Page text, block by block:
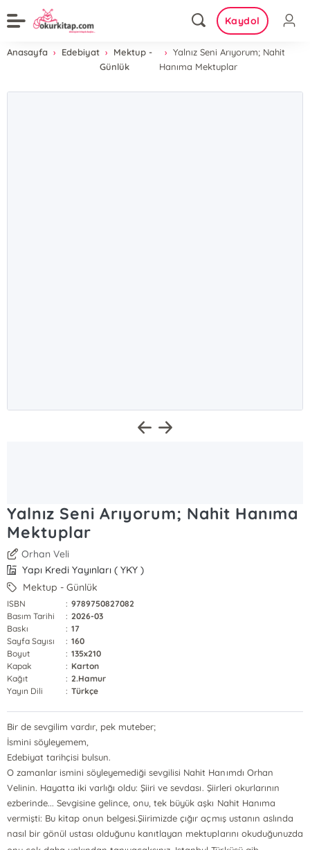
Kaydol
Anasayfa Edebiyat
Mektup -
Günlük
Yalnız Seni Arıyorum; Nahit
Hanıma Mektuplar
Yalnız Seni Arıyorum; Nahit Hanıma
Mektuplar
Orhan Veli
Yapı Kredi Yayınları ( YKY )
Mektup - Günlük
ISBN : 9789750827082
Basım Tarihi
: 2026-03
Baskı
: 17
Sayfa Sayısı
: 160
Boyut
: 135x210
Kapak
: Karton
Kağıt
: 2.Hamur
Yayın Dili
: Türkçe
Bir de sevgilim vardır, pek muteber;
İsmini söyleyemem,
Edebiyat tarihçisi bulsun.
O zamanlar ismini söyleyemediği sevgilisi Nahit Hanımdı Orhan
Velinin. Hayatta iki varlığı oldu: Şiiri ve sevdası. Şiirleri okurlarının
ezberinde... Sevgisine gelince, onu, tek büyük aşkı Nahit Hanıma
vermişti: Bu kitap onun belgesi.Şiirimizde çığır açmış ustanın aslında
nasıl bir gönül ustası olduğunu kanıtlayan mektuplarını okuduğunuzda